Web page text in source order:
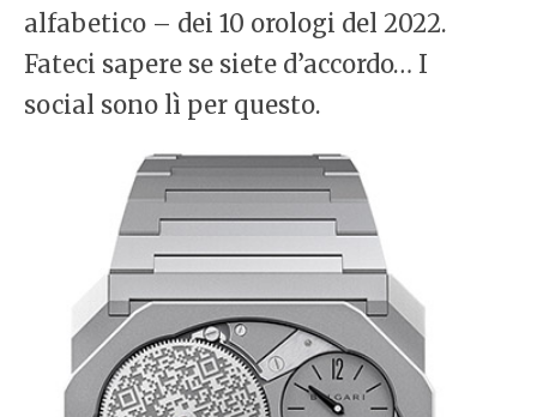
alfabetico – dei 10 orologi del 2022.
Fateci sapere se siete d’accordo… I
social sono lì per questo.